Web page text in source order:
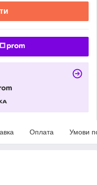
Оплата Умови